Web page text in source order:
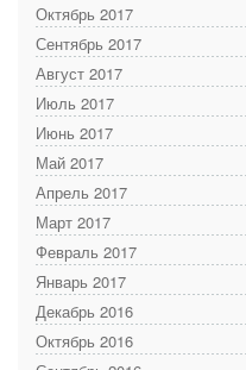
Октябрь 2017
Сентябрь 2017
Август 2017
Июль 2017
Июнь 2017
Май 2017
Апрель 2017
Март 2017
Февраль 2017
Январь 2017
Декабрь 2016
Октябрь 2016